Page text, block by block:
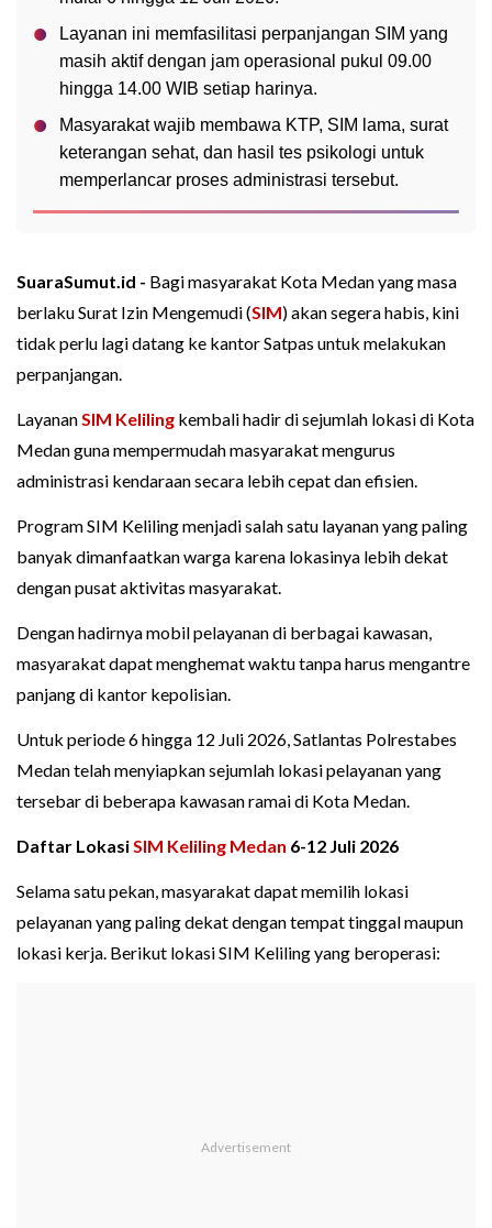
Layanan ini memfasilitasi perpanjangan SIM yang
masih aktif dengan jam operasional pukul 09.00
hingga 14.00 WIB setiap harinya.
Masyarakat wajib membawa KTP, SIM lama, surat
keterangan sehat, dan hasil tes psikologi untuk
memperlancar proses administrasi tersebut.
SuaraSumut.id - Bagi masyarakat Kota Medan yang masa
berlaku Surat Izin Mengemudi (SIM) akan segera habis, kini
tidak perlu lagi datang ke kantor Satpas untuk melakukan
perpanjangan.
LayananSIM Keliling kembali hadir di sejumlah lokasi di Kota
Medan guna mempermudah masyarakat mengurus
administrasi kendaraan secara lebih cepat dan efisien.
Program SIM Keliling menjadi salah satu layanan yang paling
banyak dimanfaatkan warga karena lokasinya lebih dekat
dengan pusat aktivitas masyarakat.
Dengan hadirnya mobil pelayanan di berbagai kawasan,
masyarakat dapat menghemat waktu tanpa harus mengantre
panjang di kantor kepolisian.
Untuk periode 6 hingga 12 Juli 2026, Satlantas Polrestabes
Medan telah menyiapkan sejumlah lokasi pelayanan yang
tersebar di beberapa kawasan ramai di Kota Medan.
Daftar LokasiSIM Keliling Medan 6-12 Juli 2026
Selama satu pekan, masyarakat dapat memilih lokasi
pelayanan yang paling dekat dengan tempat tinggal maupun
lokasi kerja. Berikut lokasi SIM Keliling yang beroperasi: